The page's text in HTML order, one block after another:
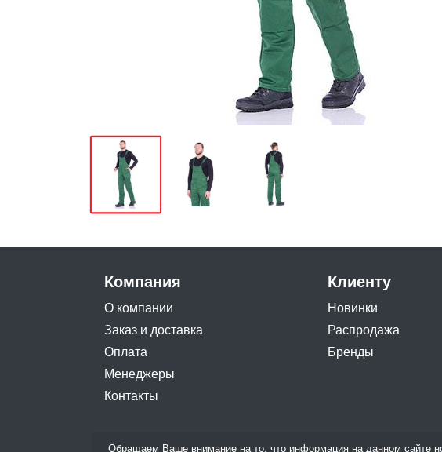
Компания
О компании
Заказ и доставка
Оплата
Менеджеры
Контакты
Клиенту
Новинки
Распродажа
Бренды
Обращаем Ваше внимание на то, что информация на данном сайте